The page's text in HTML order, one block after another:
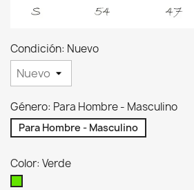
Condición: Nuevo
Género: Para Hombre - Masculino
Para Hombre - Masculino
Color: Verde